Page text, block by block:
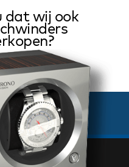
dat wij ook